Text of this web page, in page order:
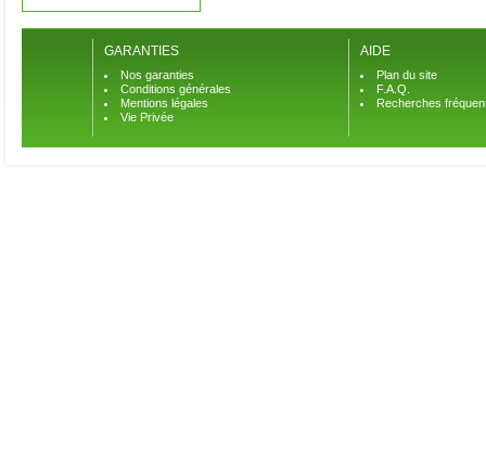
GARANTIES
Nos garanties
Conditions générales
Mentions légales
Vie Privée
AIDE
Plan du site
F.A.Q.
Recherches